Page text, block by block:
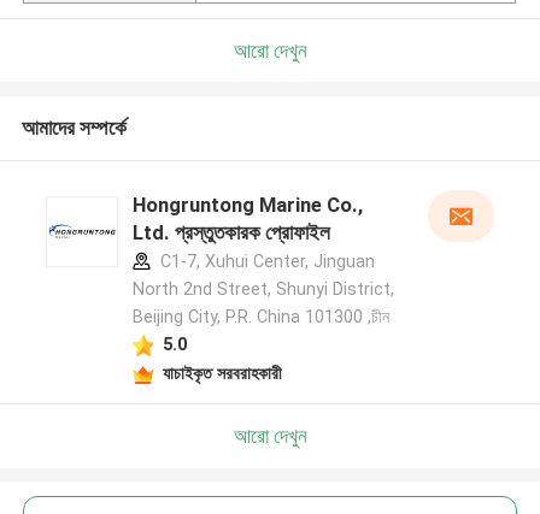
আরো দেখুন
আমাদের সম্পর্কে
Hongruntong Marine Co.,
Ltd. প্রস্তুতকারক প্রোফাইল
C1-7, Xuhui Center, Jinguan
North 2nd Street, Shunyi District,
Beijing City, P.R. China 101300 ,চীন
5.0
যাচাইকৃত সরবরাহকারী
আরো দেখুন